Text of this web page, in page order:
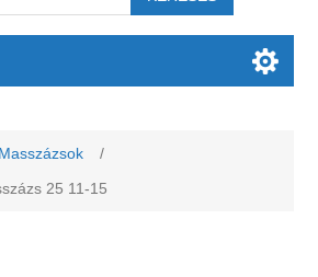
Masszázsok
/
25 11-15